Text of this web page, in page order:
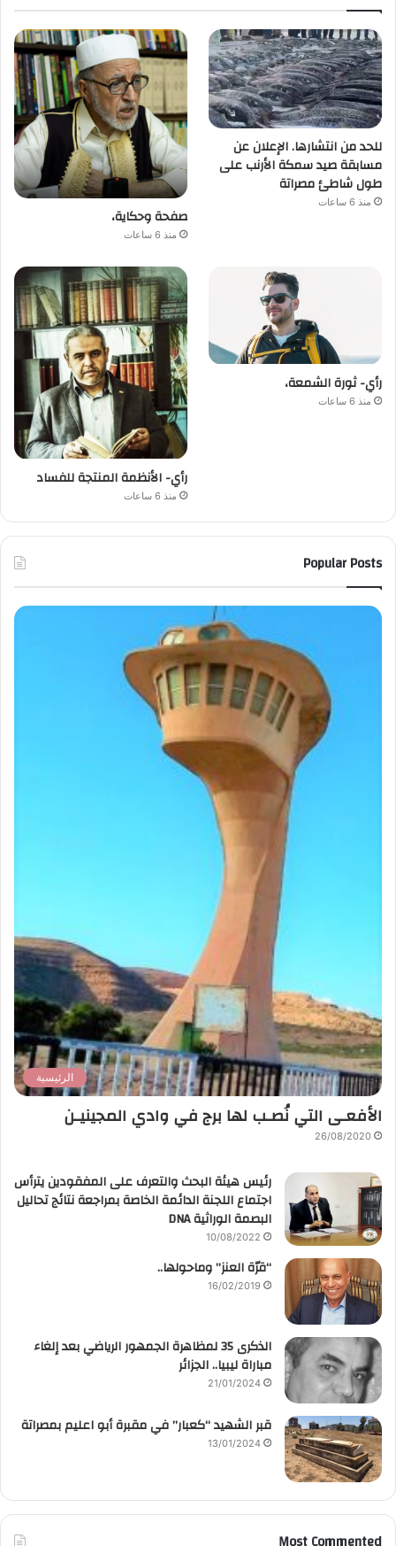
للحد من انتشارها. الإعلان عن
مسابقة صيد سمكة الأرنب على
طول شاطئ مصراتة
منذ 6 ساعات
صفحة وحكاية،
منذ 6 ساعات
رأي- ثورة الشمعة،
منذ 6 ساعات
رأي- الأنظمة المنتجة للفساد
منذ 6 ساعات
Popular Posts
الرئيسية
الأفعـى التي نُصـب لها برج في وادي المجينيـن
26/08/2020
رئيس هيئة البحث والتعرف على المفقودين يترأس
اجتماع اللجنة الدائمة الخاصة بمراجعة نتائج تحاليل
البصمة الوراثية DNA
10/08/2022
“قرّة العنز” وماحولها..
16/02/2019
الذكرى 35 لمظاهرة الجمهور الرياضي بعد إلغاء
مباراة ليبيا.. الجزائر
21/01/2024
قبر الشهيد “كعبار” في مقبرة أبو اعليم بمصراتة
13/01/2024